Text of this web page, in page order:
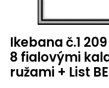
Ikebana č.1
8 fialovými
ružami + List